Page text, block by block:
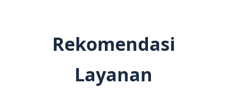
Rekomendasi
Layanan